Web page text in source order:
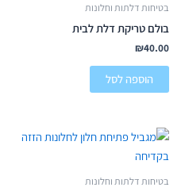
בטיחות דלתות וחלונות
בולם טריקת דלת לבית
₪40.00
הוספה לסל
בטיחות דלתות וחלונות